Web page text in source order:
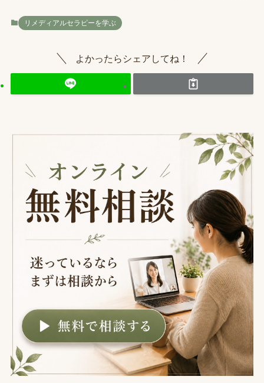
リメディアルセラピーを学ぶ
よかったらシェアしてね！